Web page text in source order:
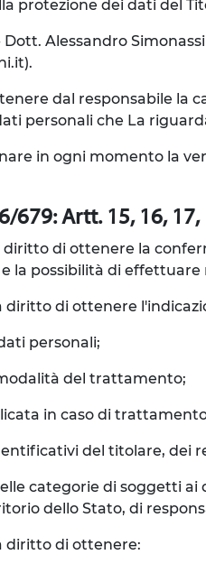
protezione dei dati del
Dott. Alessandro
dal responsabile la
personali che La
in ogni momento la
679: Artt. 15, 16,
diritto di ottenere la
la possibilità di effettuare
diritto di ottenere
personali;
del trattamento;
in caso di
del titolare, dei
categorie di soggetti
dello Stato, di
diritto di ottenere: